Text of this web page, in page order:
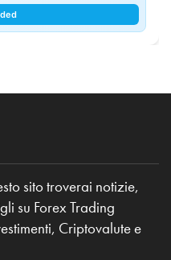
sito troverai notizie,
su Forex Trading
Criptovalute e